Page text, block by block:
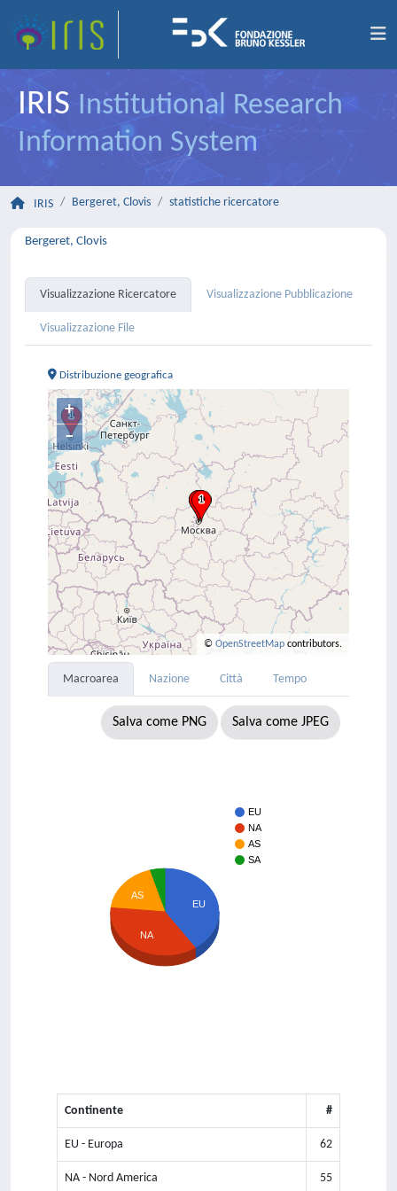
IRIS Institutional Research
Information System
IRIS Bergeret, Clovis statistiche ricercatore
Bergeret, Clovis
Visualizzazione Ricercatore Visualizzazione Pubblicazione
Visualizzazione File
Distribuzione geografica
+
–
© OpenStreetMap contributors.
Macroarea Nazione Città Tempo
Salva come PNG Salva come JPEG
EU
NA
AS
SA
EU
AS
NA
Continente #
EU - Europa 62
NA - Nord America 55